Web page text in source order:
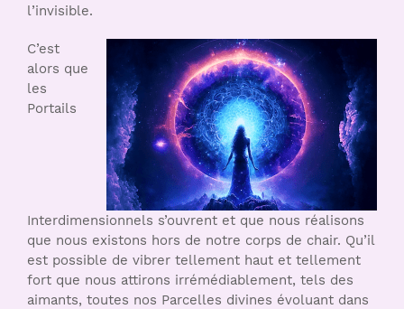
l’invisible.
C’est
alors que
les
Portails
Interdimensionnels s’ouvrent et que nous réalisons
que nous existons hors de notre corps de chair. Qu’il
est possible de vibrer tellement haut et tellement
fort que nous attirons irrémédiablement, tels des
aimants, toutes nos Parcelles divines évoluant dans